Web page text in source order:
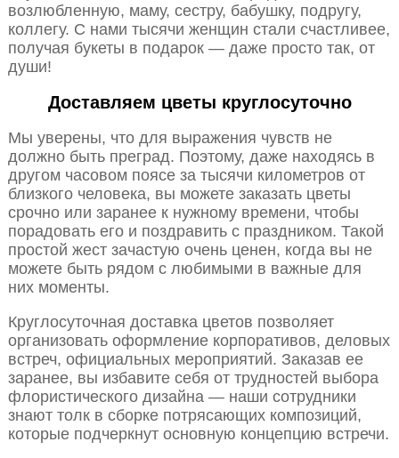
возлюбленную, маму, сестру, бабушку, подругу,
коллегу. С нами тысячи женщин стали счастливее,
получая букеты в подарок — даже просто так, от
души!
Доставляем цветы круглосуточно
Мы уверены, что для выражения чувств не
должно быть преград. Поэтому, даже находясь в
другом часовом поясе за тысячи километров от
близкого человека, вы можете заказать цветы
срочно или заранее к нужному времени, чтобы
порадовать его и поздравить с праздником. Такой
простой жест зачастую очень ценен, когда вы не
можете быть рядом с любимыми в важные для
них моменты.
Круглосуточная доставка цветов позволяет
организовать оформление корпоративов, деловых
встреч, официальных мероприятий. Заказав ее
заранее, вы избавите себя от трудностей выбора
флористического дизайна — наши сотрудники
знают толк в сборке потрясающих композиций,
которые подчеркнут основную концепцию встречи.